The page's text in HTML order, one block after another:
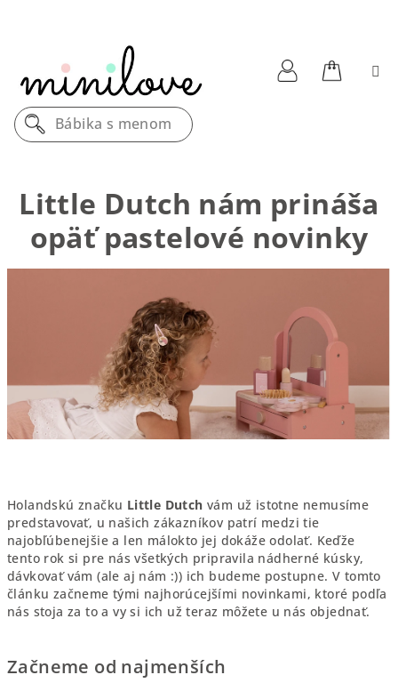
Bábika s menom
Little Dutch nám prináša
opäť pastelové novinky
Holandskú značku Little Dutch vám už istotne nemusíme
predstavovať, u našich zákazníkov patrí medzi tie
najobľúbenejšie a len málokto jej dokáže odolať. Keďže
tento rok si pre nás všetkých pripravila nádherné kúsky,
dávkovať vám (ale aj nám :)) ich budeme postupne. V tomto
článku začneme tými najhorúcejšími novinkami, ktoré podľa
nás stoja za to a vy si ich už teraz môžete u nás objednať.
Začneme od najmenších